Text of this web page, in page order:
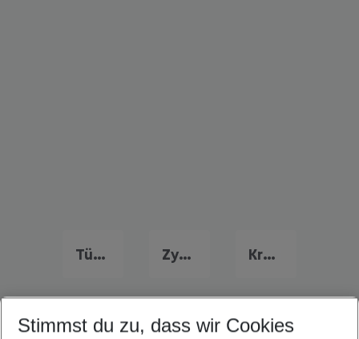
Türkei Frühbucher Angebote Zypern Flug & Hotel Kroatien Flug & Hotel
Quicklinks
Stimmst du zu, dass wir Cookies